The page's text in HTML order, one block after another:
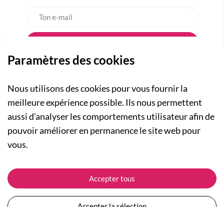
A PROPOS
Qui sommes-nous ?
Actualités
Nos engagements
Plan du site
Collection Femme
Collection Enfants
Les Totebags
ASSISTANCE
Suivre ma commande
Expédition et livraison
Paramètres des cookies
Nous utilisons des cookies pour vous fournir la
meilleure expérience possible. Ils nous permettent
aussi d'analyser les comportements utilisateur afin de
pouvoir améliorer en permanence le site web pour
vous.
Accepter tous